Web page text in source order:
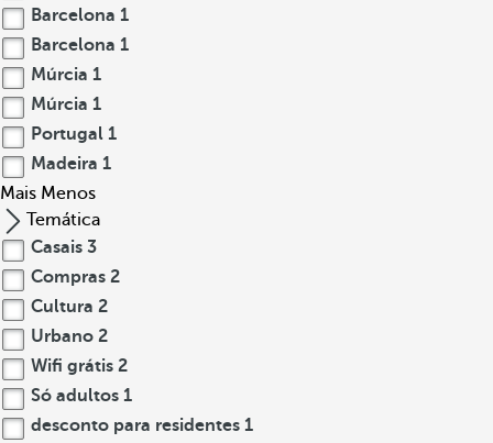
Barcelona 1
Barcelona 1
Múrcia 1
Múrcia 1
Portugal 1
Madeira 1
Mais Menos
Temática
Casais 3
Compras 2
Cultura 2
Urbano 2
Wifi grátis 2
Só adultos 1
desconto para residentes 1